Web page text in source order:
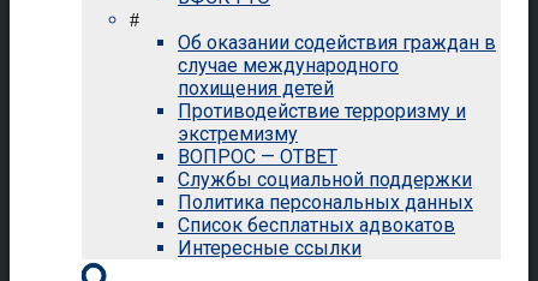
#
Об оказании содействия граждан в
случае международного
похищения детей
Противодействие терроризму и
экстремизму
ВОПРОС — ОТВЕТ
Службы социальной поддержки
Политика персональных данных
Список бесплатных адвокатов
Интересные ссылки